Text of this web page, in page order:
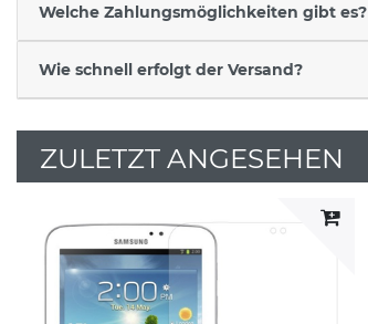
Welche Zahlungsmöglichkeiten gibt es?
Wie schnell erfolgt der Versand?
ZULETZT ANGESEHEN